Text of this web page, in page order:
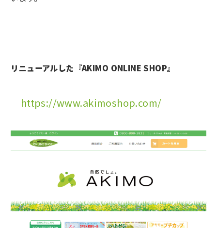
リニューアルした『AKIMO ONLINE SHOP』
https://www.akimoshop.com/